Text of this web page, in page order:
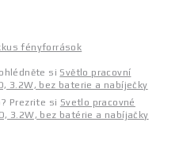
fényforrások
si Světlo pracovní
3.2W, bez baterie a nabíječky
Prezrite si Svetlo pracovné
3.2W, bez batérie a nabíjačky